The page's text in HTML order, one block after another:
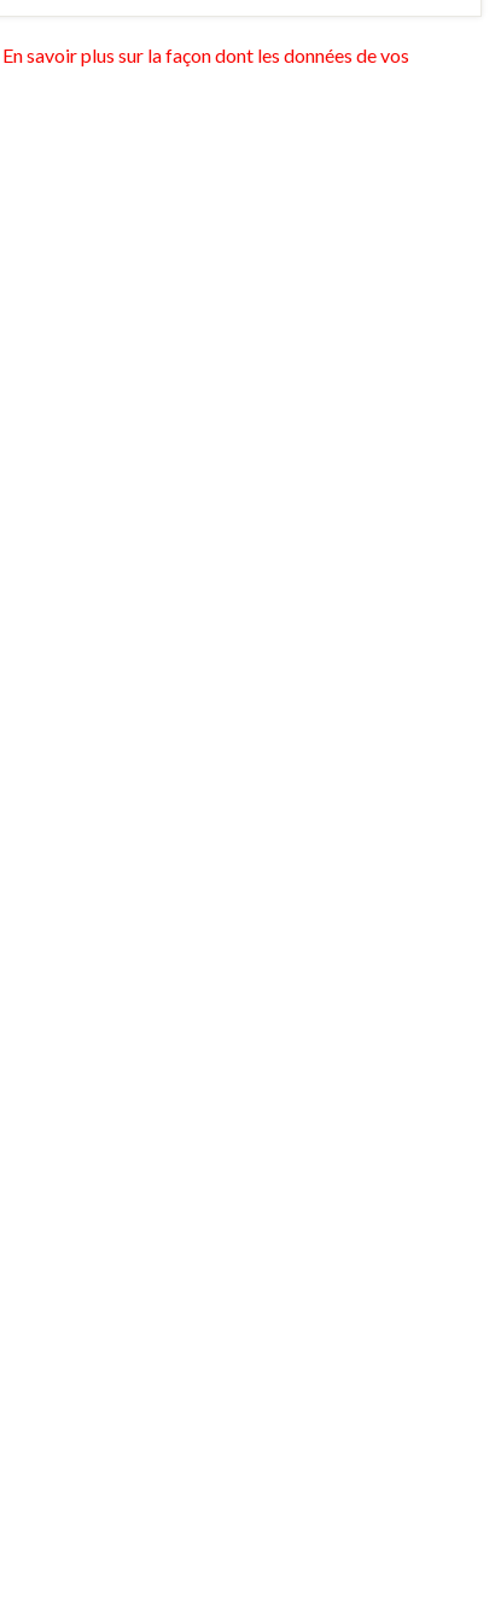
En savoir plus sur la façon dont les données de vos